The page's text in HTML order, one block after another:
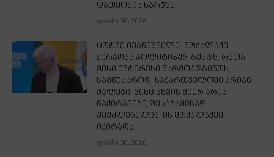
დათმობის ხარჯზე
ივნისი 30, 2026
ცოტნე ივანიშვილი: მოქალაქე
ქირაობს პოლიტიკურ გუნდს, რათა
მისი ინტერესი წარმოადგინოს,
სამწუხაროდ, საქართველოში არიან
ძალები, ვინც სხვის მიერ არის
ნაქირავები, შესაბამისად,
შეუძლებელია, ის მოქალაქემ
იქირაოს
ივნისი 30, 2026